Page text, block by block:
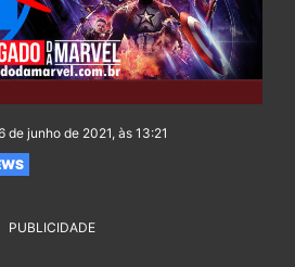
de junho de 2021, às 13:21
PUBLICIDADE